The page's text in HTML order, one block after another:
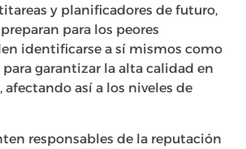
y planificadores de futuro,
para los peores
identificarse a sí mismos como
garantizar la alta calidad en
así a los niveles de
responsables de la reputación